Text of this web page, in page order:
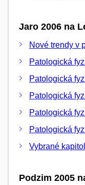
Jaro 2006 na
Nové trendy v
Patologická
Patologická
Patologická
Patologická
Patologická
Vybrané
Podzim 2005